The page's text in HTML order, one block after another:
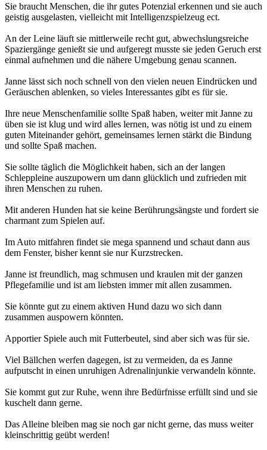
Sie braucht Menschen, die ihr gutes Potenzial erkennen und sie auch
geistig ausgelasten, vielleicht mit Intelligenzspielzeug ect.
An der Leine läuft sie mittlerweile recht gut, abwechslungsreiche
Spaziergänge genießt sie und aufgeregt musste sie jeden Geruch erst
einmal aufnehmen und die nähere Umgebung genau scannen.
Janne lässt sich noch schnell von den vielen neuen Eindrücken und
Geräuschen ablenken, so vieles Interessantes gibt es für sie.
Ihre neue Menschenfamilie sollte Spaß haben, weiter mit Janne zu
üben sie ist klug und wird alles lernen, was nötig ist und zu einem
guten Miteinander gehört, gemeinsames lernen stärkt die Bindung
und sollte Spaß machen.
Sie sollte täglich die Möglichkeit haben, sich an der langen
Schleppleine auszupowern um dann glücklich und zufrieden mit
ihren Menschen zu ruhen.
Mit anderen Hunden hat sie keine Berührungsängste und fordert sie
charmant zum Spielen auf.
Im Auto mitfahren findet sie mega spannend und schaut dann aus
dem Fenster, bisher kennt sie nur Kurzstrecken.
Janne ist freundlich, mag schmusen und kraulen mit der ganzen
Pflegefamilie und ist am liebsten immer mit allen zusammen.
Sie könnte gut zu einem aktiven Hund dazu wo sich dann
zusammen auspowern könnten.
Apportier Spiele auch mit Futterbeutel, sind aber sich was für sie.
Viel Bällchen werfen dagegen, ist zu vermeiden, da es Janne
aufputscht in einen unruhigen Adrenalinjunkie verwandeln könnte.
Sie kommt gut zur Ruhe, wenn ihre Bedürfnisse erfüllt sind und sie
kuschelt dann gerne.
Das Alleine bleiben mag sie noch gar nicht gerne, das muss weiter
kleinschrittig geübt werden!